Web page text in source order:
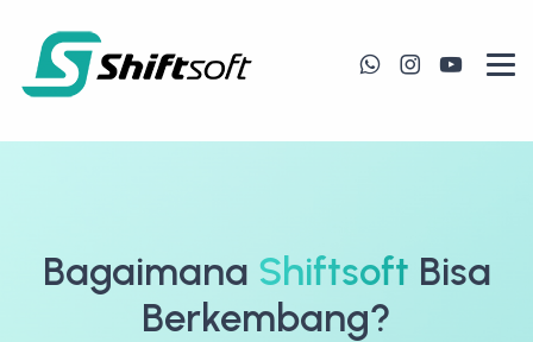
Bagaimana Shiftsoft Bisa
Berkembang?